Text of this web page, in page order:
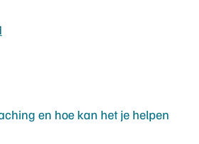
en hoe kan het je helpen